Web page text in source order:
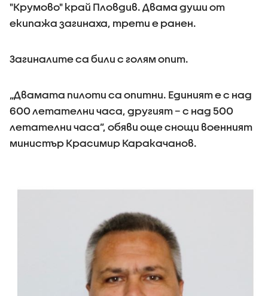
"Крумово" край Пловдив. Двама души от
екипажа загинаха, трети е ранен.
Загиналите са били с голям опит.
„Двамата пилоти са опитни. Единият е с над
600 летателни часа, другият – с над 500
летателни часа”, обяви още снощи военният
министър Красимир Каракачанов.